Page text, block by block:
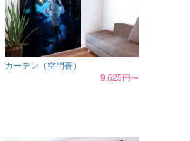
カーテン（空門蒼）
9,625円〜